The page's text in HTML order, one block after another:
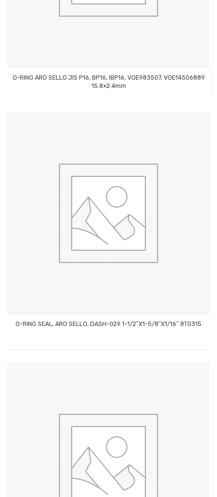
O-RING ARO SELLO JIS P16, BP16, IBP16, VOE983507, VOE14506889
15.8×2.4mm
Leer Más
O-RING SEAL, ARO SELLO, DASH-029 1-1/2″x1-5/8″x1/16″ 8T0315